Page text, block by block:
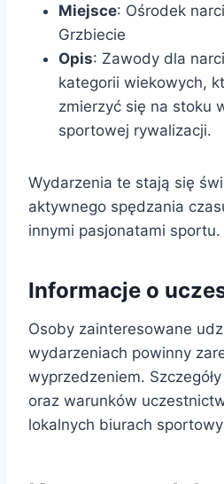
Miejsce: Ośrodek
Grzbiecie
Opis: Zawody dla
kategorii wiekowych,
zmierzyć się na stoku
sportowej rywalizacji.
Wydarzenia te stają się
aktywnego spędzania
innymi pasjonatami sportu.
Informacje o
Osoby zainteresowane
wydarzeniach powinny
wyprzedzeniem.
oraz warunków
lokalnych biurach